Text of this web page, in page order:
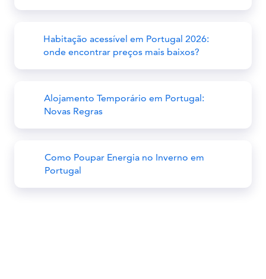
Habitação acessível em Portugal 2026:
onde encontrar preços mais baixos?
Alojamento Temporário em Portugal:
Novas Regras
Como Poupar Energia no Inverno em
Portugal